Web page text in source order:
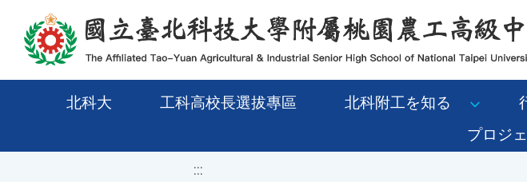
移至網頁之主要內容區位置
北科大 工科高校長選拔專區 北科附工を知る
プロジ
:::